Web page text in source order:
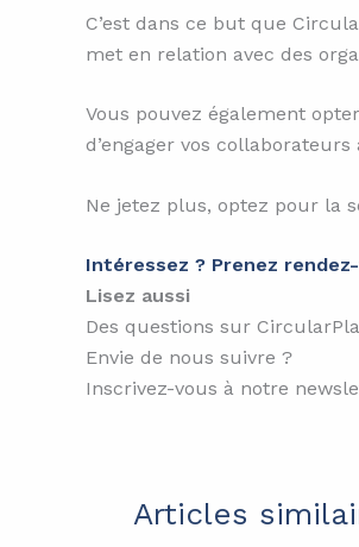
C’est dans ce but que
met en relation avec des
Vous pouvez également
d’engager vos
Ne jetez plus, optez pour la
Intéressez ? Prenez
Lisez aussi
Des questions sur
Envie de nous suivre ?
Inscrivez-vous à notre
Articles